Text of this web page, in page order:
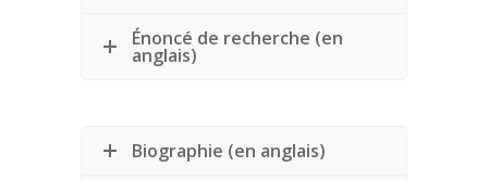
Énoncé de recherche (en
anglais)
Biographie (en anglais)